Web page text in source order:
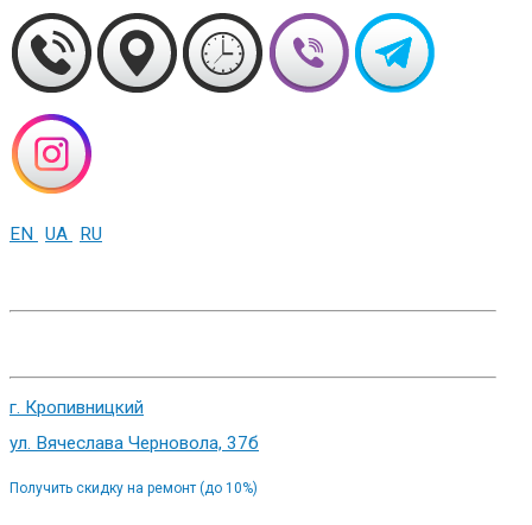
EN UA RU
г. Кропивницкий
ул. Вячеслава Черновола, 37б
Получить скидку на ремонт (до 10%)